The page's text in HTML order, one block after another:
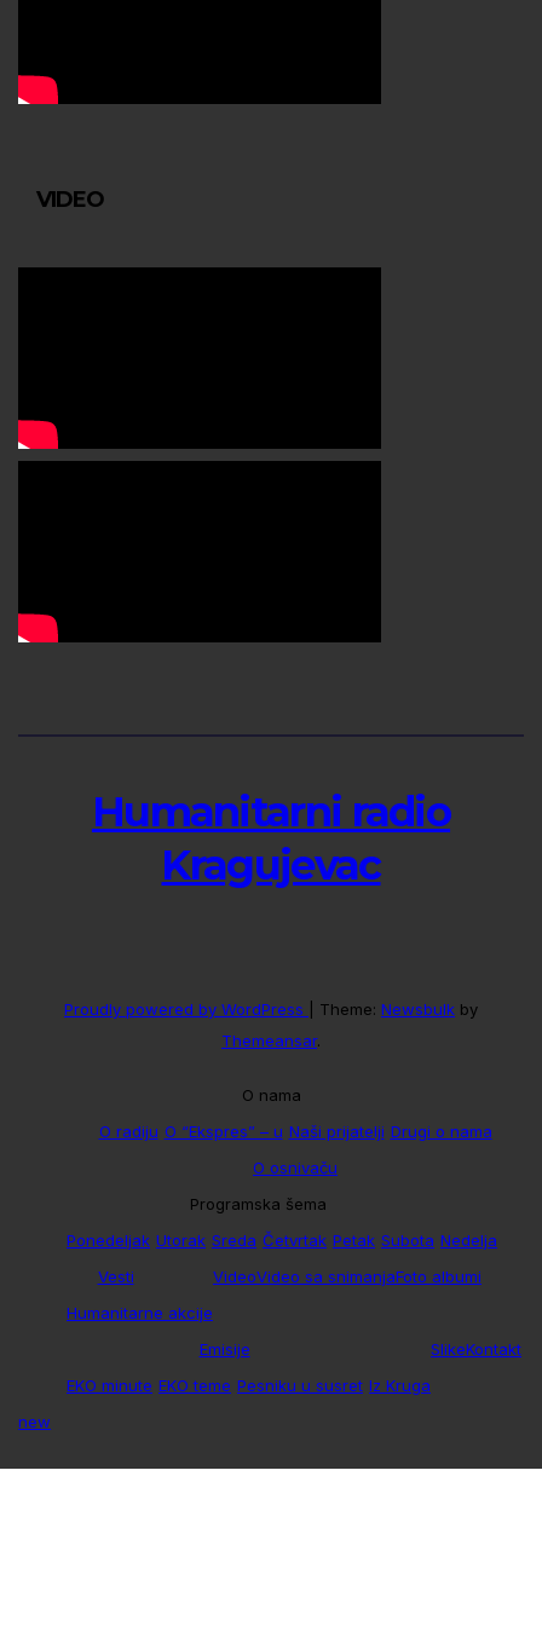
VIDEO
Humanitarni radio
Kragujevac
Proudly powered by WordPress Theme: Newsbulk by
Themeansar.
O nama
O radiju O “Ekspres” – u Naši prijatelji Drugi o nama
O osnivaču
Programska šema
Ponedeljak Utorak Sreda Četvrtak Petak Subota Nedelja
Vesti
Humanitarne akcije
VideoVideo sa snimanjaFoto albumi
Emisije
EKO minute EKO teme Pesniku u susret Iz Kruga
SlikeKontakt
new